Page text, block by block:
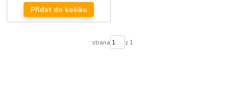
Přidat do košíku
strana z 1